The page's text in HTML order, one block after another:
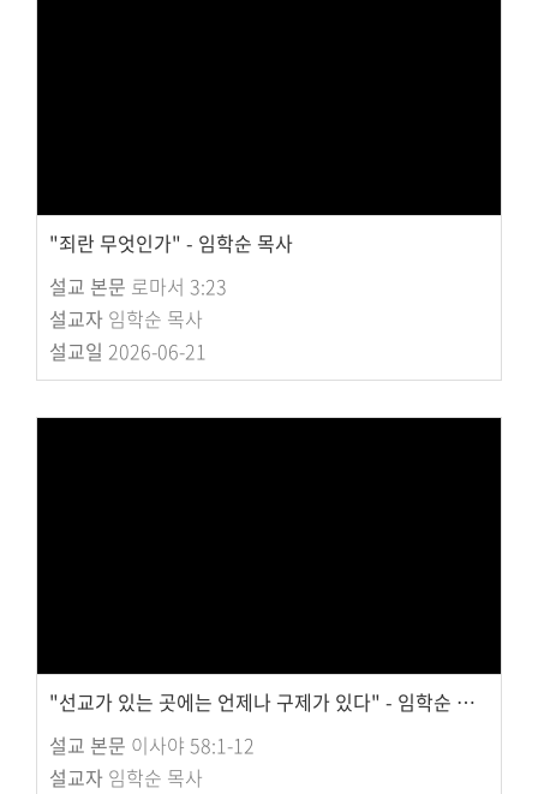
"죄란 무엇인가" - 임학순 목사
설교 본문 로마서 3:23
설교자 임학순 목사
설교일 2026-06-21
"선교가 있는 곳에는 언제나 구제가 있다" - 임학순 목사
설교 본문 이사야 58:1-12
설교자 임학순 목사